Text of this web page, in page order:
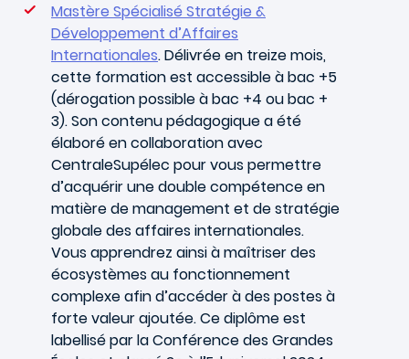
Mastère Spécialisé Stratégie &
Développement d’Affaires
Internationales. Délivrée en treize mois,
cette formation est accessible à bac +5
(dérogation possible à bac +4 ou bac +
3). Son contenu pédagogique a été
élaboré en collaboration avec
CentraleSupélec pour vous permettre
d’acquérir une double compétence en
matière de management et de stratégie
globale des affaires internationales.
Vous apprendrez ainsi à maîtriser des
écosystèmes au fonctionnement
complexe afin d’accéder à des postes à
forte valeur ajoutée. Ce diplôme est
labellisé par la Conférence des Grandes